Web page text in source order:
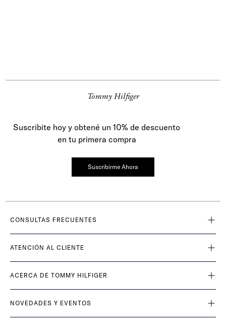
Tommy Hilfiger
Suscribite hoy y obtené un 10% de descuento
en tu primera compra
Suscribirme Ahora
CONSULTAS FRECUENTES
ATENCIÓN AL CLIENTE
ACERCA DE TOMMY HILFIGER
NOVEDADES Y EVENTOS